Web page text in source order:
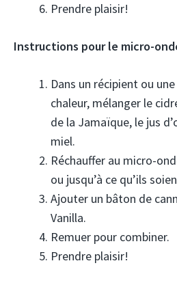
Prendre plaisir!
Instructions pour le micro-
Dans un récipient ou
chaleur, mélanger le
de la Jamaïque, le jus
miel.
Réchauffer au micro-
ou jusqu’à ce qu’ils
Ajouter un bâton de
Vanilla.
Remuer pour combiner.
Prendre plaisir!